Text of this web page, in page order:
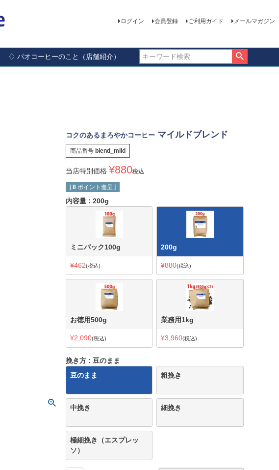
ログイン 会員登録 ご利用ガイド メールマガジン
♢ パオコーヒーのこと（店舗紹介）
コクのあるまろやかコーヒー マイルドブレンド
商品番号 blend_mild
当店特別価格 ¥880税込
[ 8 ポイント進呈 ]
内容量 200g
ミニパック100g
¥462 税込
200g
¥880 税込
お徳用500g
¥2,090 税込
業務用1kg
¥3,960 税込
挽き方
豆のまま
豆のまま
粗挽き
中挽き 細挽き
極細挽き（エスプレッ
ソ）